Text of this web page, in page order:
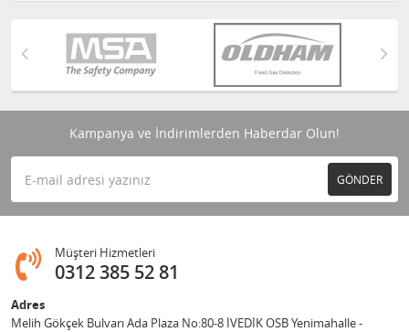
Kampanya ve İndirimlerden Haberdar Olun!
GÖNDER
Müşteri Hizmetleri
0312 385 52 81
Adres
Melih Gökçek Bulvarı Ada Plaza No:80-8 İVEDİK OSB Yenimahalle -